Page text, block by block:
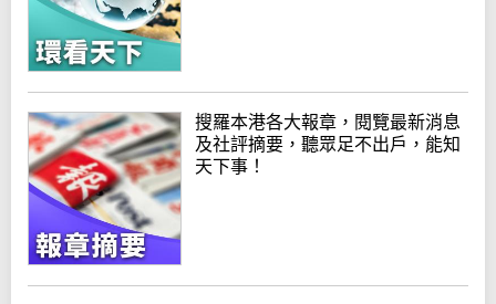
搜羅本港各大報章，閱覽最新消息
及社評摘要，聽眾足不出戶，能知
天下事！